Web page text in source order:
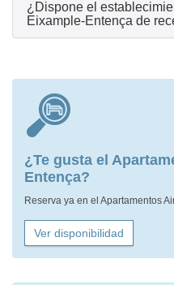
¿Dispone el
Eixample-Entença de
¿Te gusta el
Entença?
Reserva ya en el Apartamentos
Ver disponibilidad